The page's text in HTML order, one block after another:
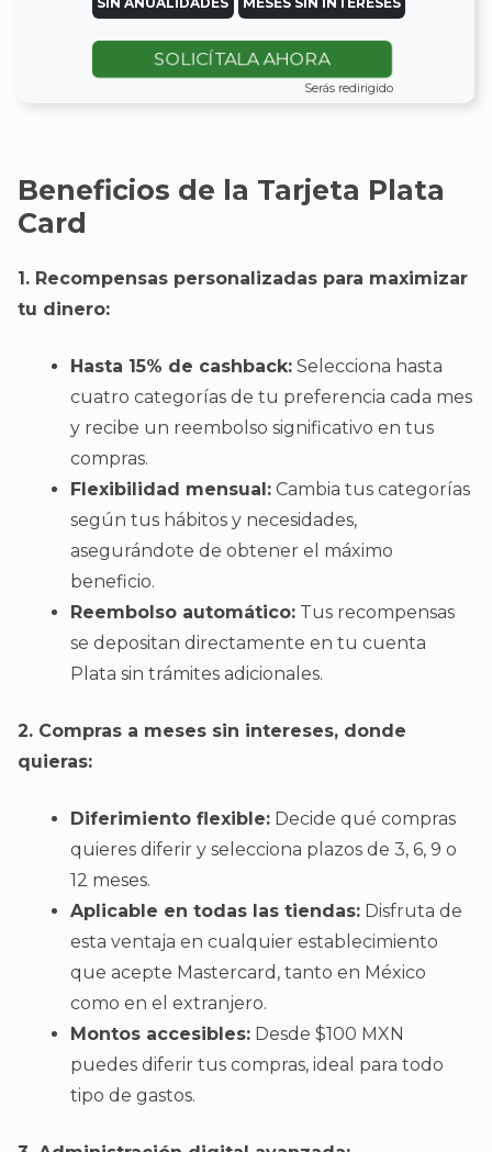
SOLICÍTALA AHORA
Serás redirigido
Beneficios de la Tarjeta Plata
Card
1. Recompensas personalizadas para maximizar
tu dinero:
Hasta 15% de cashback: Selecciona hasta
cuatro categorías de tu preferencia cada mes
y recibe un reembolso significativo en tus
compras.
Flexibilidad mensual: Cambia tus categorías
según tus hábitos y necesidades,
asegurándote de obtener el máximo
beneficio.
Reembolso automático: Tus recompensas
se depositan directamente en tu cuenta
Plata sin trámites adicionales.
2. Compras a meses sin intereses, donde
quieras:
Diferimiento flexible: Decide qué compras
quieres diferir y selecciona plazos de 3, 6, 9 o
12 meses.
Aplicable en todas las tiendas: Disfruta de
esta ventaja en cualquier establecimiento
que acepte Mastercard, tanto en México
como en el extranjero.
Montos accesibles: Desde $100 MXN
puedes diferir tus compras, ideal para todo
tipo de gastos.